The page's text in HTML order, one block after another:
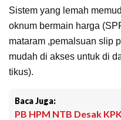
Sistem yang lemah
oknum bermain harga
mataram ,pemalsuan slip
mudah di akses untuk di
tikus).
Baca Juga:
PB HPM NTB Desak